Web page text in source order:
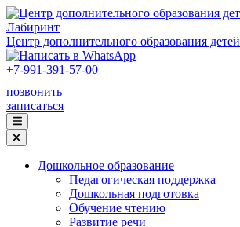
Лабиринт
Центр дополнительного образования детей
+7-991-391-57-00
позвонить
записаться
Дошкольное образование
Педагогическая поддержка
Дошкольная подготовка
Обучение чтению
Развитие речи